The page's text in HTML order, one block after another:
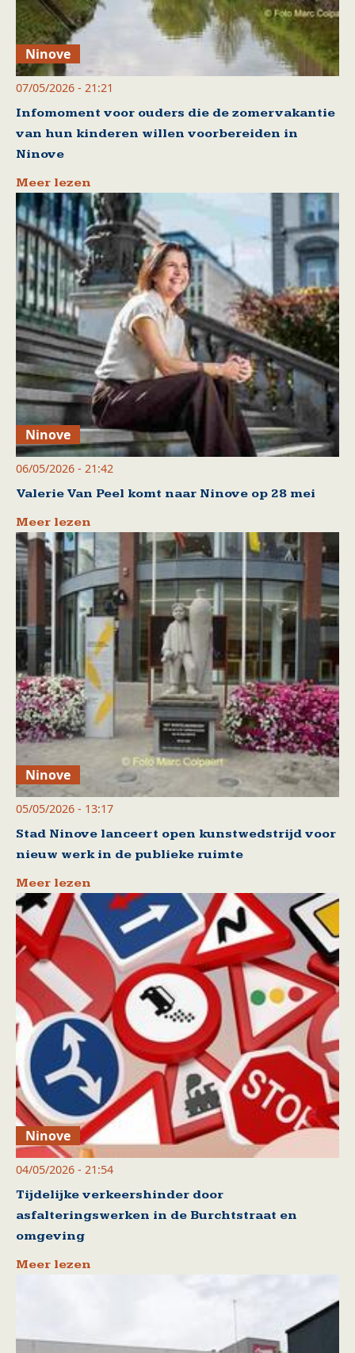
Ninove
07/05/2026 - 21:21
Infomoment voor ouders die de zomervakantie
van hun kinderen willen voorbereiden in
Ninove
Meer lezen
Ninove
06/05/2026 - 21:42
Valerie Van Peel komt naar Ninove op 28 mei
Meer lezen
Ninove
05/05/2026 - 13:17
Stad Ninove lanceert open kunstwedstrijd voor
nieuw werk in de publieke ruimte
Meer lezen
Ninove
04/05/2026 - 21:54
Tijdelijke verkeershinder door
asfalteringswerken in de Burchtstraat en
omgeving
Meer lezen